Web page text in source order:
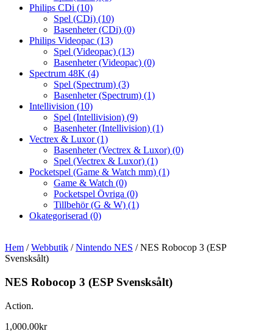
Philips CDi (10)
Spel (CDi) (10)
Basenheter (CDi) (0)
Philips Videopac (13)
Spel (Videopac) (13)
Basenheter (Videopac) (0)
Spectrum 48K (4)
Spel (Spectrum) (3)
Basenheter (Spectrum) (1)
Intellivision (10)
Spel (Intellivision) (9)
Basenheter (Intellivision) (1)
Vectrex & Luxor(1)
Basenheter (Vectrex & Luxor) (0)
Spel (Vectrex & Luxor) (1)
Pocketspel (Game & Watch mm) (1)
Game & Watch (0)
Pocketspel Övriga (0)
Tillbehör (G & W) (1)
Okategoriserad (0)
Hem /Webbutik /Nintendo NES / NES Robocop 3 (ESP
Svensksålt)
NES Robocop 3 (ESP Svensksålt)
Action.
1,000.00kr